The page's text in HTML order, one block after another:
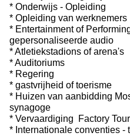
* Onderwijs - Opleiding
* Opleiding van werknemers
* Entertainment of
gepersonaliseerde audio
* Atletiekstadions of arena's
* Auditoriums
* Regering
* gastvrijheid of toerisme
* Huizen van aanbidding
synagoge
* Vervaardiging ️ Factory Tour
* Internationale conventies -